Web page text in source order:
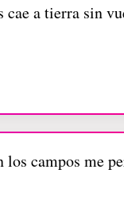
a tierra sin
campos me